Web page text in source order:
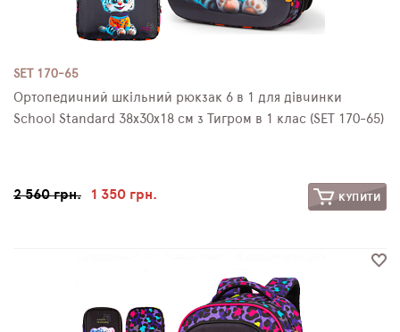
SET 170-65
Ортопедичний шкільний рюкзак 6 в 1 для дівчинки
School Standard 38х30х18 см з Тигром в 1 клас (SET 170-65)
2 560 грн. 1 350 грн. КУПИТИ